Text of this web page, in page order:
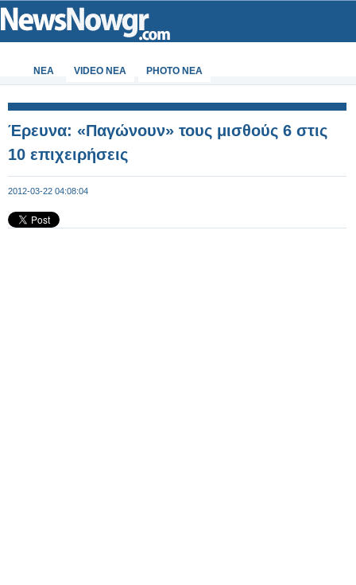
ΝΕΑ VIDEO NEA PHOTO NEA
Έρευνα: «Παγώνουν» τους μισθούς 6 στις
10 επιχειρήσεις
2012-03-22 04:08:04